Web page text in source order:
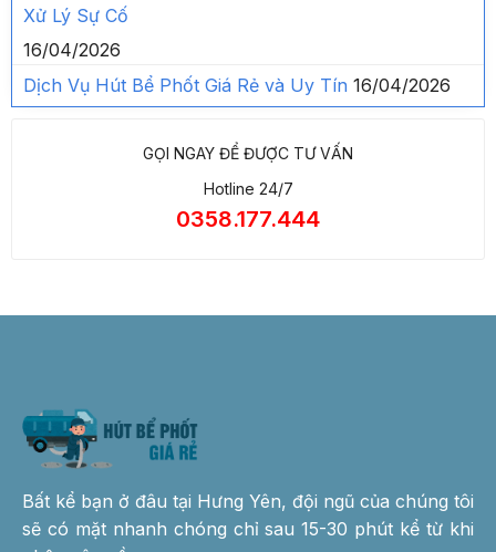
0358.177.444
nhận yêu cầu.
VỀ CHÚNG TÔI
Giới thiệu